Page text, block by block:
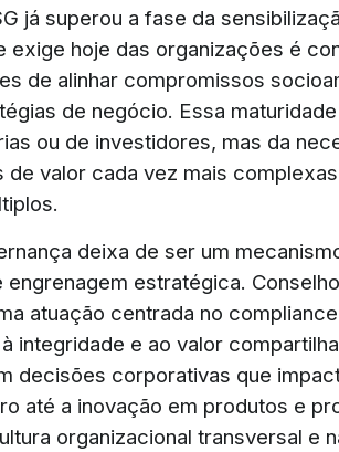
já superou a fase da
exige hoje das organizações é
de alinhar compromissos
de negócio. Essa
ou de investidores, mas da
de valor cada vez mais
deixa de ser um
engrenagem estratégica.
atuação centrada no
integridade e ao valor
decisões corporativas que
até a inovação em produtos e
organizacional transversal e